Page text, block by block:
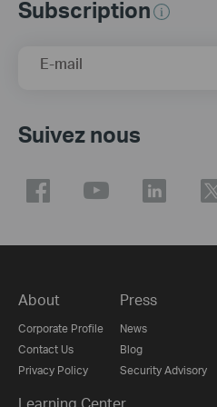
Subscription
E-mail
Suivez nous
About
Corporate Profile
Contact Us
Privacy Policy
Press
News
Blog
Security Advisory
Learning Center